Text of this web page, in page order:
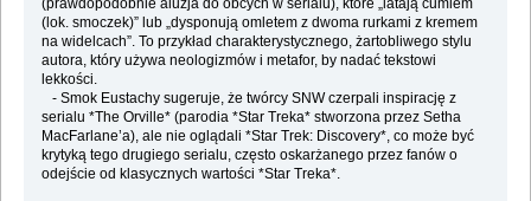
(lok. smoczek)” lub „dysponują omletem z dwoma rurkami z kremem
na widelcach”. To przykład charakterystycznego, żartobliwego stylu
autora, który używa neologizmów i metafor, by nadać tekstowi
lekkości.
- Smok Eustachy sugeruje, że twórcy SNW czerpali inspirację z
serialu *The Orville* (parodia *Star Treka* stworzona przez Setha
MacFarlane’a), ale nie oglądali *Star Trek: Discovery*, co może być
krytyką tego drugiego serialu, często oskarżanego przez fanów o
odejście od klasycznych wartości *Star Treka*.